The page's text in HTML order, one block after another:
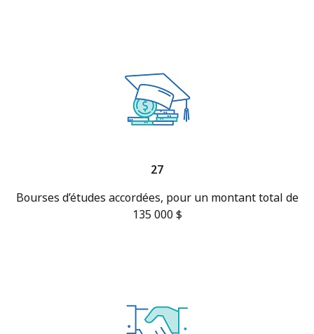
27
Bourses d’études accordées, pour un montant total de
135 000 $